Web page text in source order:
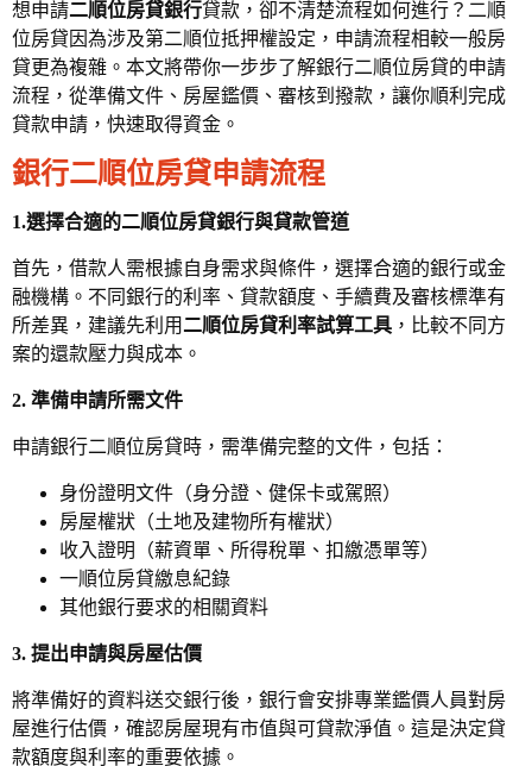
想申請二順位房貸銀行貸款，卻不清楚流程如何進行？二順
位房貸因為涉及第二順位抵押權設定，申請流程相較一般房
貸更為複雜。本文將帶你一步步了解銀行二順位房貸的申請
流程，從準備文件、房屋鑑價、審核到撥款，讓你順利完成
貸款申請，快速取得資金。
銀行二順位房貸申請流程
1.選擇合適的二順位房貸銀行與貸款管道
首先，借款人需根據自身需求與條件，選擇合適的銀行或金
融機構。不同銀行的利率、貸款額度、手續費及審核標準有
所差異，建議先利用 二順位房貸利率試算工具 ，比較不同方
案的還款壓力與成本。
2. 準備申請所需文件
申請銀行二順位房貸時，需準備完整的文件，包括：
身份證明文件（身分證、健保卡或駕照）
房屋權狀（土地及建物所有權狀）
收入證明（薪資單、所得稅單、扣繳憑單等）
一順位房貸繳息紀錄
其他銀行要求的相關資料
3. 提出申請與房屋估價
將準備好的資料送交銀行後，銀行會安排專業鑑價人員對房
屋進行估價，確認房屋現有市值與可貸款淨值。這是決定貸
款額度與利率的重要依據。